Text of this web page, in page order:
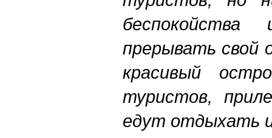
прерывать свой
красивый
туристов,
едут отдыхать